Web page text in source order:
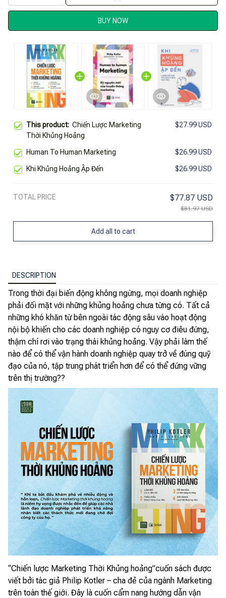
BUY NOW
This product: Chiến Lược Marketing
Thời Khủng Hoảng
$27.99 USD
Human To Human Marketing $26.99 USD
Khi Khủng Hoảng Ập Đến $26.99 USD
TOTAL PRICE $77.87 USD
$81.97 USD
Add all to cart
DESCRIPTION
Trong thời đại biến động không ngừng, mọi doanh nghiệp
phải đối mặt với những khủng hoảng chưa từng có. Tất cả
những khó khăn từ bên ngoài tác động sâu vào hoạt động
nội bộ khiến cho các doanh nghiệp có nguy cơ điêu đứng,
thậm chí rơi vào trạng thái khủng hoảng. Vậy phải làm thế
nào để có thể vận hành doanh nghiệp quay trở về đúng quỹ
đạo của nó, tập trung phát triển hơn để có thể đứng vững
trên thị trường??
“Chiến lược Marketing Thời Khủng hoảng”cuốn sách được
viết bởi tác giả Philip Kotler – cha đẻ của ngành Marketing
trên toàn thế giới. Đây là cuốn cẩm nang hướng dẫn vận